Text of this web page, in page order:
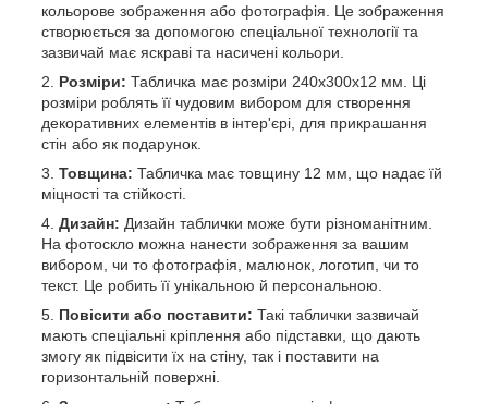
кольорове зображення або фотографія. Це зображення
створюється за допомогою спеціальної технології та
зазвичай має яскраві та насичені кольори.
Розміри: Табличка має розміри 240х300х12 мм. Ці
розміри роблять її чудовим вибором для створення
декоративних елементів в інтер'єрі, для прикрашання
стін або як подарунок.
Товщина: Табличка має товщину 12 мм, що надає їй
міцності та стійкості.
Дизайн: Дизайн таблички може бути різноманітним.
На фотоскло можна нанести зображення за вашим
вибором, чи то фотографія, малюнок, логотип, чи то
текст. Це робить її унікальною й персональною.
Повісити або поставити: Такі таблички зазвичай
мають спеціальні кріплення або підставки, що дають
змогу як підвісити їх на стіну, так і поставити на
горизонтальній поверхні.